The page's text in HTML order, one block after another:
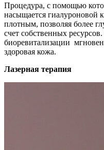
Процедура, с помощью
насыщается гиалуроновой
плотным, позволяя более
счет собственных
биоревитализации
здоровая кожа.
Лазерная терапия